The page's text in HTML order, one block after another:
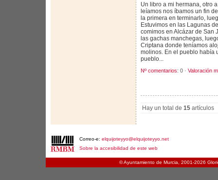
Un libro a mi hermana, otro
leíamos nos íbamos un fin
la primera en terminarlo,
Estuvimos en las Lagunas
comimos en Alcázar de San
las gachas manchegas,
Criptana donde teníamos
molinos. En el pueblo había
pueblo...
Nº comentarios: 0 · Valoración
Hay un total de 15 artículos
Correo-e: elquijoteyyo@elquijoteyyo.net
Sobre la accesibilidad de este web
© Ayuntamiento de Murcia, 2001-2026